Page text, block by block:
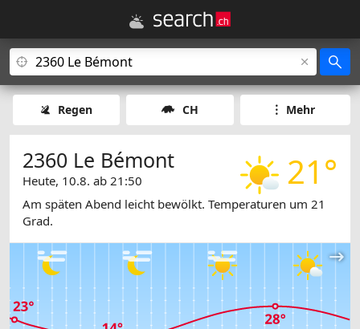
Regen CH Mehr
21°
2360 Le Bémont
Heute, 10.8. ab 21:50
Am späten Abend leicht bewölkt. Temperaturen um 21
Grad.